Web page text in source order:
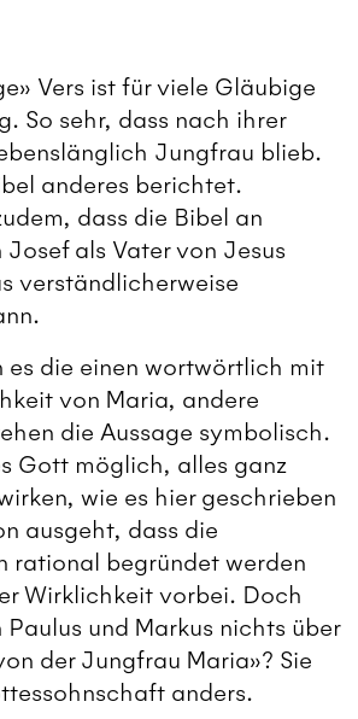
Vers ist für viele Gläubige
So sehr, dass nach ihrer
Jungfrau blieb.
anderes berichtet.
dass die Bibel an
Josef als Vater von Jesus
verständlicherweise
es die einen wortwörtlich mit
von Maria, andere
die Aussage symbolisch.
Gott möglich, alles ganz
wie es hier geschrieben
ausgeht, dass die
rational begründet werden
Wirklichkeit vorbei. Doch
und Markus nichts über
der Jungfrau Maria»? Sie
anders.